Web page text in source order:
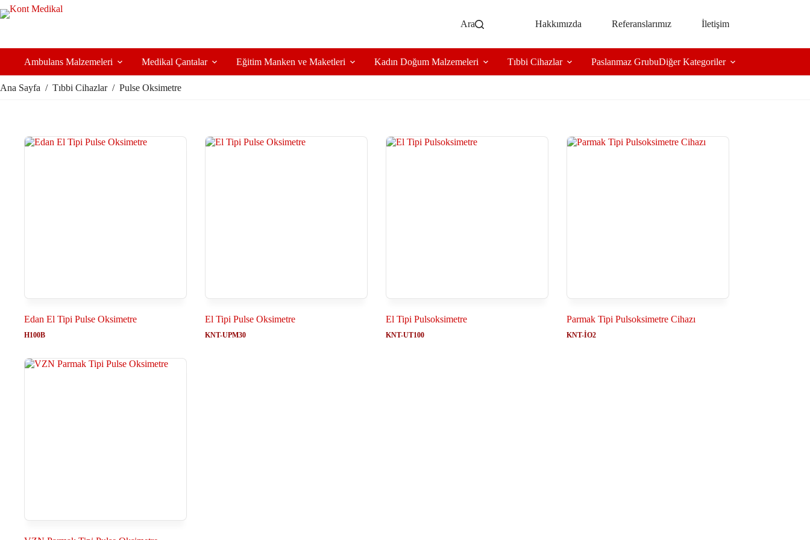
Ara Hakkımızda Referanslarımız İletişim
Ambulans Malzemeleri Medikal Çantalar Eğitim Manken ve Maketleri Kadın Doğum Malzemeleri Tıbbi Cihazlar Paslanmaz GrubuDiğer Kategoriler
Ana Sayfa / Tıbbi Cihazlar / Pulse Oksimetre
Edan El Tipi Pulse Oksimetre
H100B
El Tipi Pulse Oksimetre
KNT-UPM30
El Tipi Pulsoksimetre
KNT-UT100
Parmak Tipi Pulsoksimetre Cihazı
KNT-İO2